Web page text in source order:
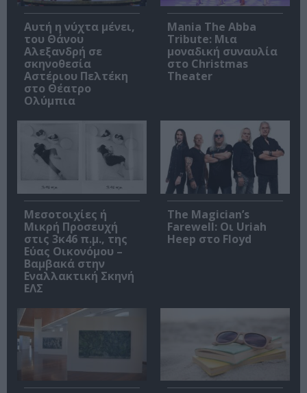
Αυτή η νύχτα μένει,
του Θάνου
Αλεξανδρή σε
σκηνοθεσία
Αστέριου Πελτέκη
στο Θέατρο
Ολύμπια
Mania The Abba
Tribute: Μια
μοναδική συναυλία
στο Christmas
Theater
Μεσοτοιχίες ή
Μικρή Προσευχή
στις 3κ46 π.μ., της
Εύας Οικονόμου –
Βαμβακά στην
Εναλλακτική Σκηνή
ΕΛΣ
The Magician’s
Farewell: Οι Uriah
Heep στο Floyd